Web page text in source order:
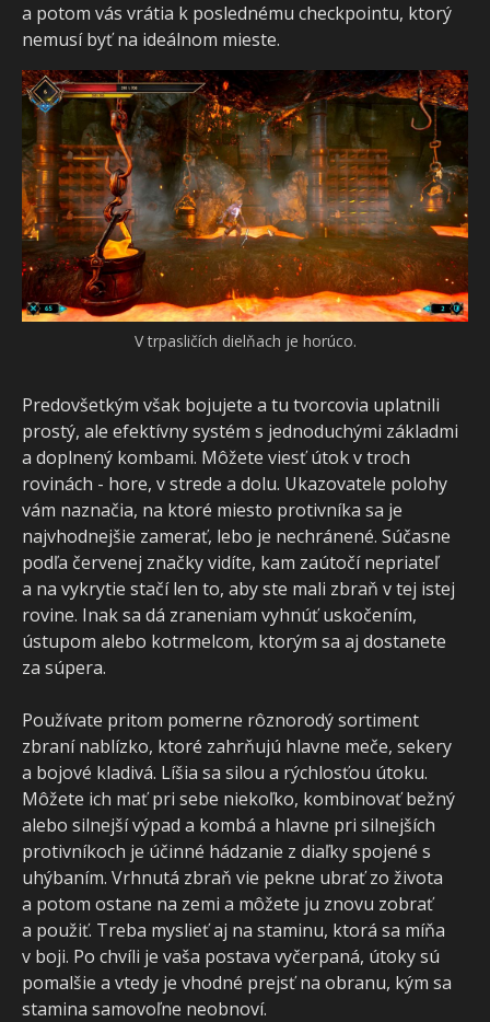
a potom vás vrátia k poslednému checkpointu, ktorý
nemusí byť na ideálnom mieste.
V trpasličích dielňach je horúco.
Predovšetkým však bojujete a tu tvorcovia uplatnili
prostý, ale efektívny systém s jednoduchými základmi
a doplnený kombami. Môžete viesť útok v troch
rovinách - hore, v strede a dolu. Ukazovatele polohy
vám naznačia, na ktoré miesto protivníka sa je
najvhodnejšie zamerať, lebo je nechránené. Súčasne
podľa červenej značky vidíte, kam zaútočí nepriateľ
a na vykrytie stačí len to, aby ste mali zbraň v tej istej
rovine. Inak sa dá zraneniam vyhnúť uskočením,
ústupom alebo kotrmelcom, ktorým sa aj dostanete
za súpera.
Používate pritom pomerne rôznorodý sortiment
zbraní nablízko, ktoré zahrňujú hlavne meče, sekery
a bojové kladivá. Líšia sa silou a rýchlosťou útoku.
Môžete ich mať pri sebe niekoľko, kombinovať bežný
alebo silnejší výpad a kombá a hlavne pri silnejších
protivníkoch je účinné hádzanie z diaľky spojené s
uhýbaním. Vrhnutá zbraň vie pekne ubrať zo života
a potom ostane na zemi a môžete ju znovu zobrať
a použiť. Treba myslieť aj na staminu, ktorá sa míňa
v boji. Po chvíli je vaša postava vyčerpaná, útoky sú
pomalšie a vtedy je vhodné prejsť na obranu, kým sa
stamina samovoľne neobnoví.